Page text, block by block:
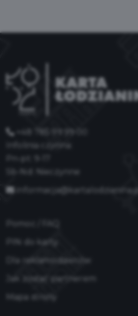
+48 785 99 99 00
Infolinia czynna:
Sb-Nd: Nieczynne
informacja@kartalodzianina.pl
PIN do karty
Dla reklamodawców
Jak zostać partnerem
Mapa strony